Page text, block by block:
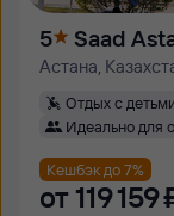
5 Saad
Астана,
Отдых с
Идеально для
Кешбэк до 7%
от 119 ⁠159